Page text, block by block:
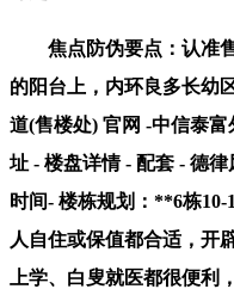
焦点防伪要点：认准售
的阳台上，内环良多长幼
道(售楼处) 官网 -中信泰
址 - 楼盘详情 - 配套 - 德
时间- 楼栋规划：**6栋
人自住或保值都合适，开
上学、白叟就医都很便利